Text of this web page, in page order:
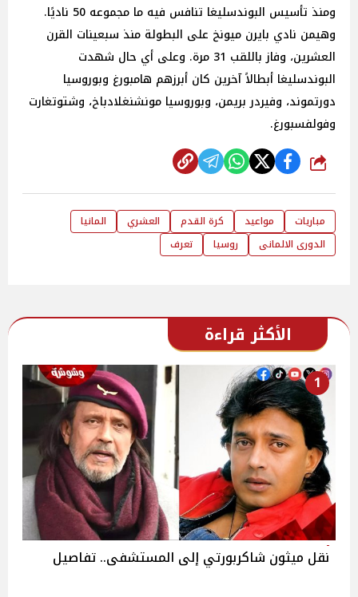
ومنذ تأسيس البوندسليغا تنافس فيه ما مجموعه 50 ناديًا.
وهيمن نادي بايرن ميونخ على البطولة منذ سبعينات القرن
العشرين، وفاز باللقب 31 مرة. وعلى أي حال شهدت
البوندسليغا أبطالاً آخرين كان أبرزهم هامبورغ وبوروسيا
دورتموند، وفيردر بريمن، وبوروسيا مونشنغلادباخ، وشتوتغارت
وفولفسبورغ.
شارك
مباريات مواعيد كرة القدم العشري
المانيا
الدورى الالمانى
روسيا تعرف
الأكثر قراءة
1
نقل ميثون شاكربورتي إلى المستشفى.. تفاصيل